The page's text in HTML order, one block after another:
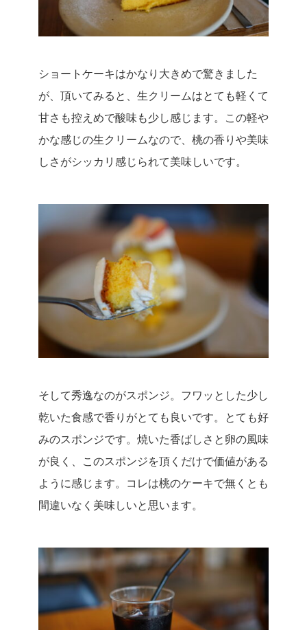
ショートケーキはかなり大きめで驚きました
が、頂いてみると、生クリームはとても軽くて
甘さも控えめで酸味も少し感じます。
この軽や
かな感じの生クリームなので、桃の香りや美味
しさがシッカリ感じられて美味しいです。
そして秀逸なのがスポンジ。 フワッとした少し
乾いた食感で香りがとても良いです。
とても好
みのスポンジです。 焼いた香ばしさと卵の風味
が良く、このスポンジを頂くだけで価値がある
ように感じます。
コレは桃のケーキで無くとも
間違いなく美味しいと思います。